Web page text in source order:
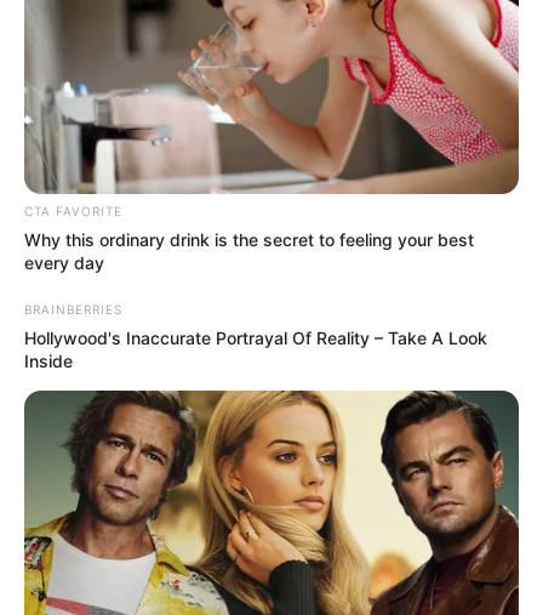
(foto: instagram/mayakerthyasa)
3. Maya jatuh cinta dengan budaya dan kuliner Bali
sedari kecil
CTA FAVORITE
Why this ordinary drink is the secret to feeling your best
every day
BRAINBERRIES
Hollywood's Inaccurate Portrayal Of Reality – Take A Look
Inside